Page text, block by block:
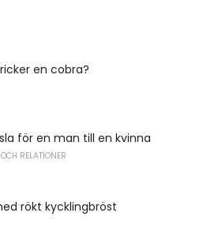
en cobra?
för en man till en kvinna
RELATIONER
rökt kycklingbröst